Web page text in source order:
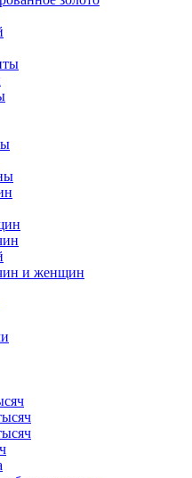
и женщин